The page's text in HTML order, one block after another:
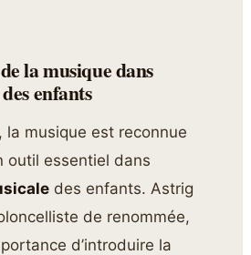
la musique dans
enfants
la musique est reconnue
outil essentiel dans
des enfants. Astrig
de renommée,
d’introduire la